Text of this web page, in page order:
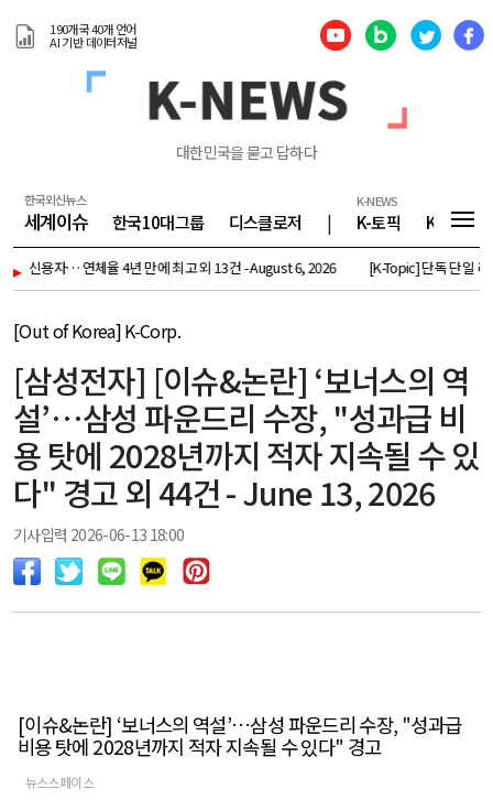
190개국 40개 언어
AI 기반 데이터저널
대한민국을 묻고 답하다
한국외신뉴스
세계이슈 한국10대그룹 디스클로저 |
K-NEWS
K-토픽 K-기업
▸… 연체율 4년 만에 최고 외 13건 - August 6, 2026 [K-Topic] 단독 단일 레버리지
[Out of Korea] K-Corp.
[삼성전자] [이슈&논란] ‘보너스의 역
설’…삼성 파운드리 수장, "성과급 비
용 탓에 2028년까지 적자 지속될 수 있
다" 경고 외 44건 - June 13, 2026
기사입력 2026-06-13 18:00
[이슈&논란] ‘보너스의 역설’…삼성 파운드리 수장, "성과급
비용 탓에 2028년까지 적자 지속될 수 있다" 경고
뉴스스페이스